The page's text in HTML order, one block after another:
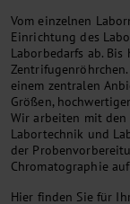
Vom einzelnen
Einrichtung des
Laborbedarfs ab.
einem zentralen
Größen,
Wir arbeiten mit
Labortechnik und
der
Chromatographie
Hier finden Sie für